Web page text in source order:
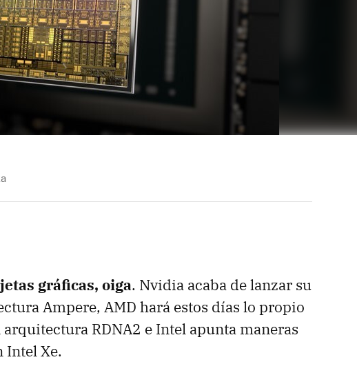
gráficas, oiga. Nvidia acaba de lanzar su
Ampere, AMD hará estos días lo propio
RDNA2 e Intel apunta maneras
Intel Xe.